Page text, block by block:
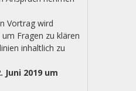
Vortrag wird
Fragen zu klären
inhaltlich zu
2019 um